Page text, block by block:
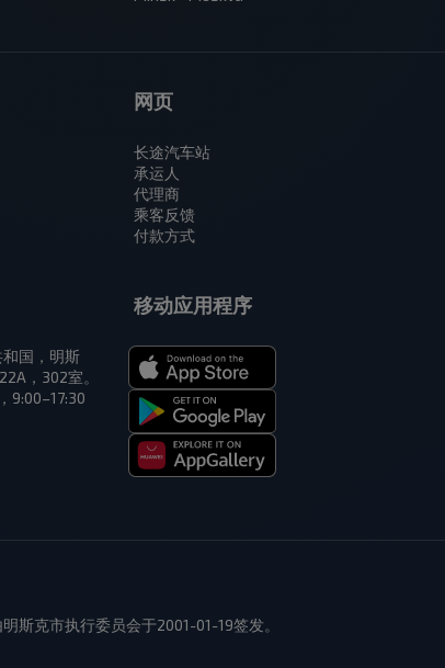
网页
长途汽车站
承运人
代理商
乘客反馈
付款方式
国，明斯
，302室。
9:00–17:30
移动应用程序
斯克市执行委员会于2001-01-19签发。